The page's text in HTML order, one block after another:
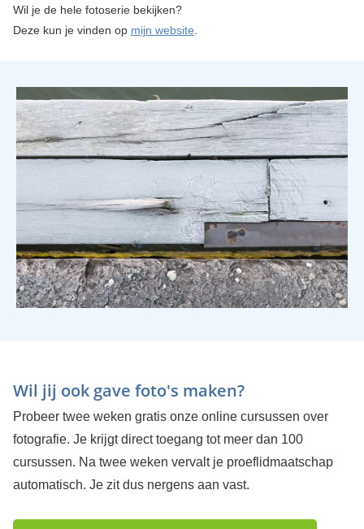
Wil je de hele fotoserie bekijken?
Deze kun je vinden op mijn website
Wil jij ook gave foto's maken?
Probeer twee weken gratis onze online cursussen over
fotografie. Je krijgt direct toegang tot meer dan 100
cursussen. Na twee weken vervalt je proeflidmaatschap
automatisch. Je zit dus nergens aan vast.